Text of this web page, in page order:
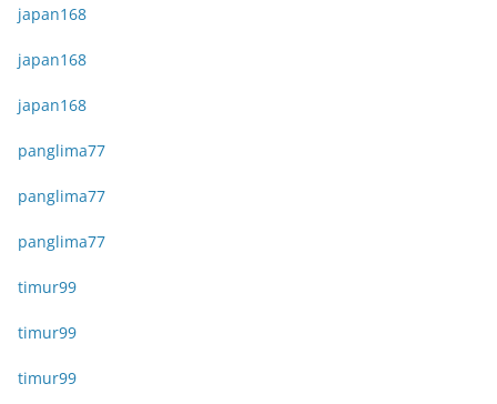
japan168
japan168
japan168
panglima77
panglima77
panglima77
timur99
timur99
timur99